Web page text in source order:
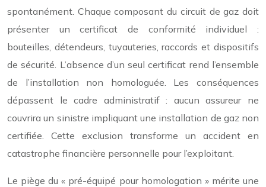
spontanément. Chaque composant du circuit de gaz doit
présenter un certificat de conformité individuel :
bouteilles, détendeurs, tuyauteries, raccords et dispositifs
de sécurité. L’absence d’un seul certificat rend l’ensemble
de l’installation non homologuée. Les conséquences
dépassent le cadre administratif : aucun assureur ne
couvrira un sinistre impliquant une installation de gaz non
certifiée. Cette exclusion transforme un accident en
catastrophe financière personnelle pour l’exploitant.
Le piège du « pré-équipé pour homologation » mérite une